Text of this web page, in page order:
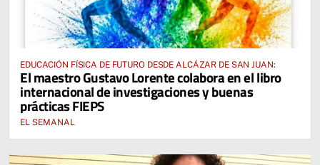
EDUCACIÓN FÍSICA DE FUTURO DESDE ALCÁZAR DE SAN JUAN:
El maestro Gustavo Lorente colabora en el libro
internacional de investigaciones y buenas
prácticas FIEPS
EL SEMANAL